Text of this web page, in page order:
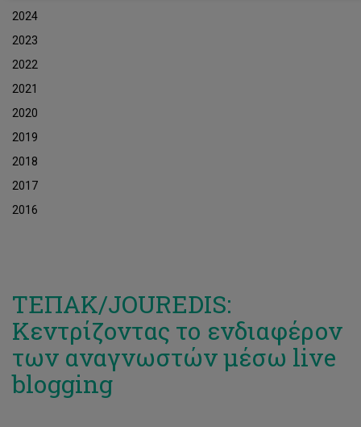
2024
2023
2022
2021
2020
2019
2018
2017
2016
ΤΕΠΑΚ/JOUREDIS:
Κεντρίζοντας το ενδιαφέρον
των αναγνωστών μέσω live
blogging